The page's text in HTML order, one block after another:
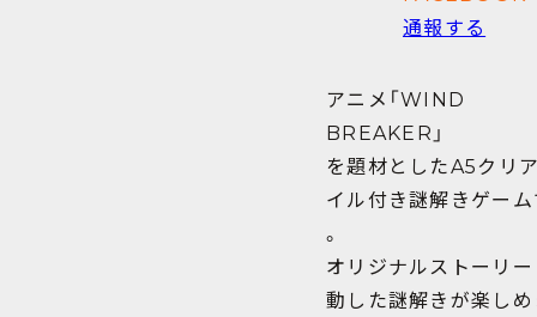
通報する
アニメ「WIND
BREAKER」
を題材としたA5クリ
イル付き謎解きゲー
。
オリジナルストーリ
動した謎解きが楽し